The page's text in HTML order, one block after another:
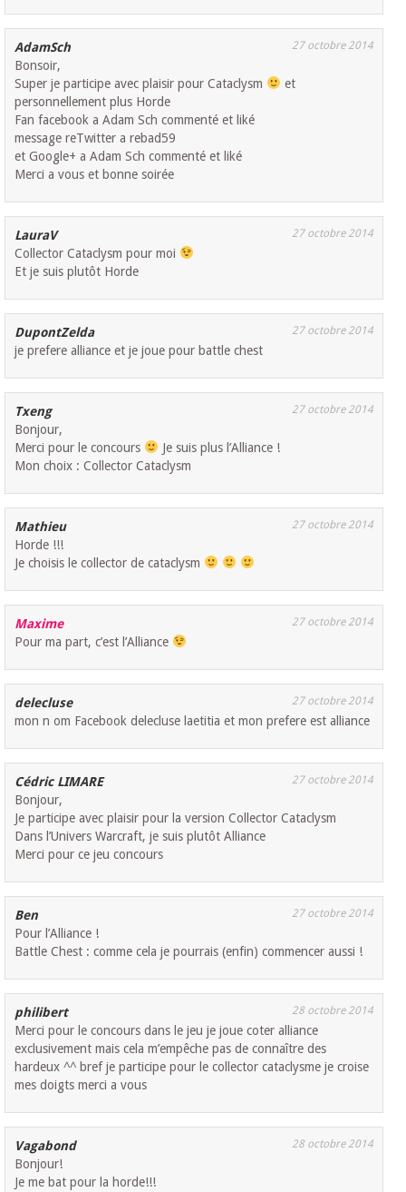
AdamSch 27 octobre 2014
Bonsoir,
Super je participe avec plaisir pour Cataclysm
et
personnellement plus Horde
Fan facebook a Adam Sch commenté et liké
message reTwitter a rebad59
et Google+ a Adam Sch commenté et liké
Merci a vous et bonne soirée
LauraV 27 octobre 2014
Collector Cataclysm pour moi
Et je suis plutôt Horde
DupontZelda 27 octobre 2014
je prefere alliance et je joue pour battle chest
Txeng 27 octobre 2014
Bonjour,
Merci pour le concours
Je suis plus l’Alliance !
Mon choix : Collector Cataclysm
Mathieu 27 octobre 2014
Horde !!!
Je choisis le collector de cataclysm
Maxime 27 octobre 2014
Pour ma part, c’est l’Alliance
delecluse 27 octobre 2014
mon n om Facebook delecluse laetitia et mon prefere est alliance
Cédric LIMARE 27 octobre 2014
Bonjour,
Je participe avec plaisir pour la version Collector Cataclysm
Dans l’Univers Warcraft, je suis plutôt Alliance
Merci pour ce jeu concours
Ben 27 octobre 2014
Pour l’Alliance !
Battle Chest : comme cela je pourrais (enfin) commencer aussi !
philibert 28 octobre 2014
Merci pour le concours dans le jeu je joue coter alliance
exclusivement mais cela m’empêche pas de connaître des
hardeux ^^ bref je participe pour le collector cataclysme je croise
mes doigts merci a vous
Vagabond 28 octobre 2014
Bonjour!
Je me bat pour la horde!!!